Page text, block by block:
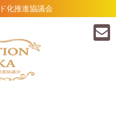
化推進協議会